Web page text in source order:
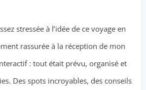
stressée à l’idée de ce voyage en
rassurée à la réception de mon
: tout était prévu, organisé et
Des spots incroyables, des conseils